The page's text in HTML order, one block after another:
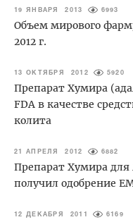
19 ЯНВАРЯ 2013 6993
Объем мирового
2012 г.
13 ОКТЯБРЯ 2012 5920
Препарат Хумира
FDA в качестве
колита
21 АПРЕЛЯ 2012 6882
Препарат Хумира для
получил одобрение
12 ДЕКАБРЯ 2011 6169